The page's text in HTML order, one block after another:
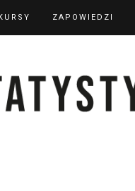
ZAPOWIEDZI